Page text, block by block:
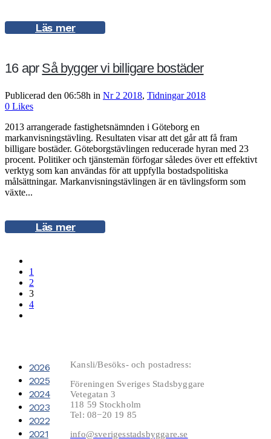
Läs mer
16 apr Så bygger vi billigare bostäder
Publicerad den 06:58h in Nr 2 2018, Tidningar 2018
0 Likes
2013 arrangerade fastighetsnämnden i Göteborg en
markanvisningstävling. Resultaten visar att det går att få fram
billigare bostäder. Göteborgstävlingen reducerade hyran med 23
procent. Politiker och tjänstemän förfogar således över ett effektivt
verktyg som kan användas för att uppfylla bostadspolitiska
målsättningar. Markanvisningstävlingen är en tävlingsform som
växte...
Läs mer
1
2
3
4
2026
2025
2024
2023
2022
2021
Kansli/Besöks- och postadress:
Föreningen Sveriges Stadsbyggare
Vetegatan 3
118 59 Stockholm
Tel: 08−20 19 85
info@sverigesstadsbyggare.se